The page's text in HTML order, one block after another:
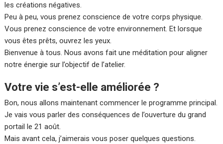
les créations négatives.
Peu à peu, vous prenez conscience de votre corps physique.
Vous prenez conscience de votre environnement. Et lorsque
vous êtes prêts, ouvrez les yeux.
Bienvenue à tous. Nous avons fait une méditation pour aligner
notre énergie sur l’objectif de l’atelier.
Votre vie s’est-elle améliorée ?
Bon, nous allons maintenant commencer le programme principal.
Je vais vous parler des conséquences de l’ouverture du grand
portail le 21 août.
Mais avant cela, j’aimerais vous poser quelques questions.